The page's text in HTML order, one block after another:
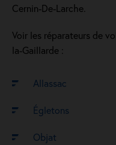
Cernin-De-Larche.
Voir les réparateurs de
la-Gaillarde :
Allassac
Égletons
Objat